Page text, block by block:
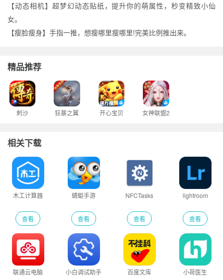
【动态相机】超梦幻动态贴纸，提升你的萌属性，秒变精致小仙
女。
【瘦脸瘦身】手指一推，想瘦哪里瘦哪里!完美比例推出来。
精品推荐
刺沙 狂暴之翼 开心宝贝 女神联盟2
相关下载
木工计算器
查看
蜻蜓手游
查看
NFCTasks
查看
lightroom
查看
联通云电脑 小白调试助手 百度文库 小荷医生